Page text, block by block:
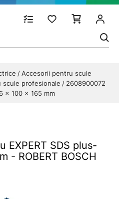
Accesorii pentru scule
scule profesionale
2608900072
x 100 x 165 mm
EXPERT SDS plus-
- ROBERT BOSCH